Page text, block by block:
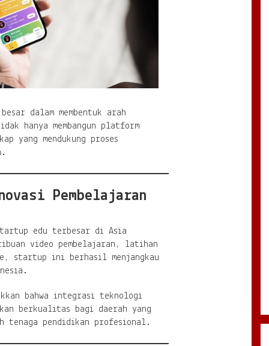
dalam membentuk arah
hanya membangun platform
yang mendukung proses
Pembelajaran
edu terbesar di Asia
ribuan video pembelajaran, latihan
startup ini berhasil menjangkau
bahwa integrasi teknologi
berkualitas bagi daerah yang
tenaga pendidikan profesional.